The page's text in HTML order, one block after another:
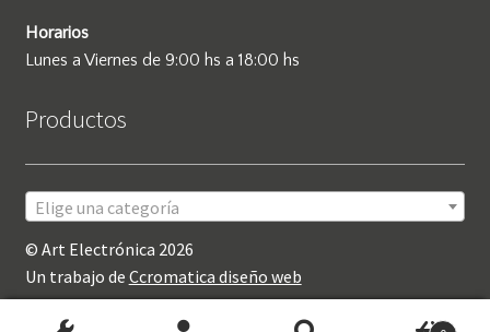
Horarios
Lunes a Viernes de 9:00 hs a 18:00 hs
Productos
Elige una categoría
© Art Electrónica 2026
Un trabajo de Ccromatica diseño web